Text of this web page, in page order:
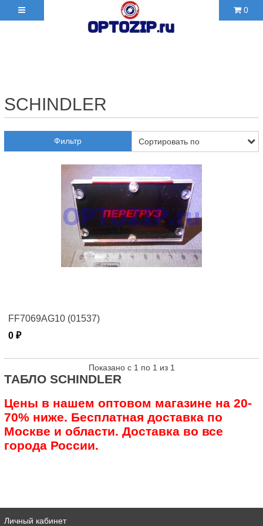
0
SCHINDLER
Фильтр
FF7069AG10 (01537)
0 ₽
Показано с 1 по 1 из 1
ТАБЛО SCHINDLER
Цены в нашем оптовом магазине на 20-
70% ниже. Бесплатная доставка по
Москве и области. Доставка во все
города России.
Личный кабинет